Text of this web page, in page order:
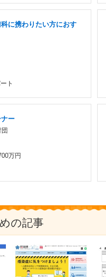
に携わりたい方におす
ト
ー
万円
の記事